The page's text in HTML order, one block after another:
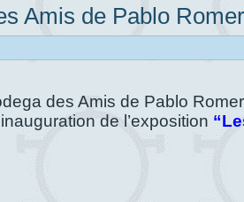
Amis de Pablo
des Amis de Pablo
de l’exposition